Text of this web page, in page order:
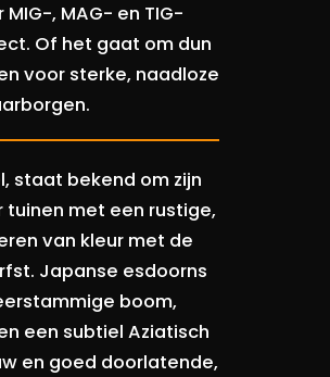
, MAG- en TIG-
Of het gaat om dun
voor sterke, naadloze
staat bekend om zijn
met een rustige,
van kleur met de
Japanse esdoorns
boom,
een subtiel Aziatisch
en goed doorlatende,